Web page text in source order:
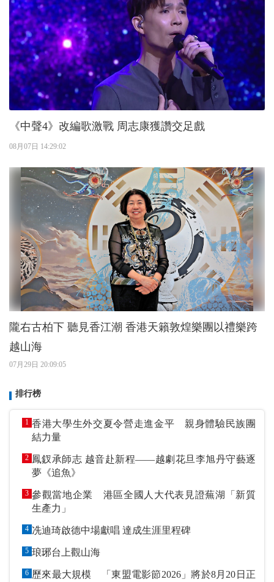
《中聲4》改編歌激戰 周志康獲讚交足戲
08月07日 14:29:02
隴右古柏下 聽見香江潮 香港天籟敦煌樂團以禮樂跨
越山海
07月29日 20:09:05
排行榜
1 香港大學生外交夏令營走進金平 親身體驗民族團
結力量
2 鳳釵承師志 越音赴新程——越劇花旦李旭丹守藝逐
夢《追魚》
3 參觀當地企業 港區全國人大代表見證蕪湖「新質
生產力」
4 冼迪琦啟德中場獻唱 達成生涯里程碑
5 琅琊台上觀山海
6 歷來最大規模 「東盟電影節2026」將於8月20日正